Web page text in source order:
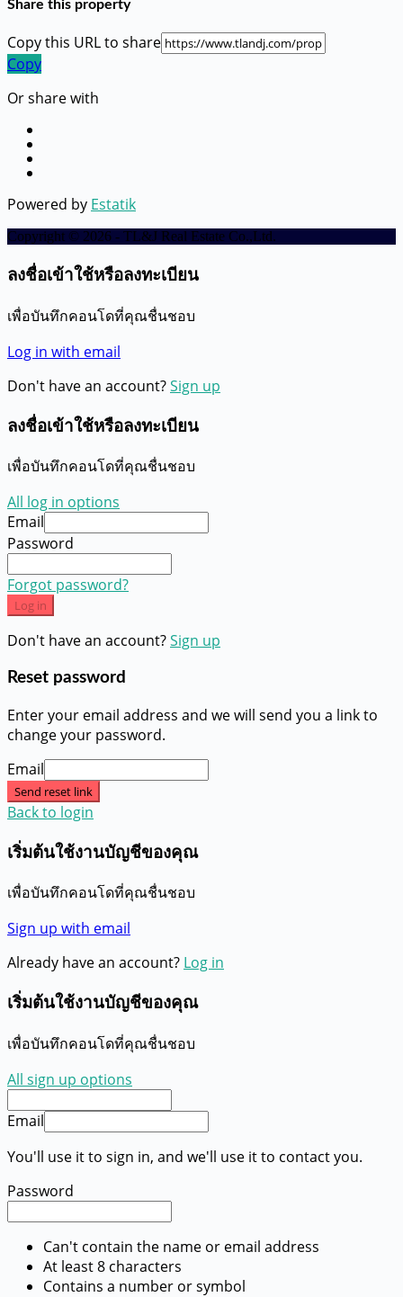
Share this property
Copy this URL to share
Copy
Or share with
Powered by Estatik
Copyright © 2026 - TL&J Real Estate Co.,Ltd.
ลงชื่อเข้าใช้หรือลงทะเบียน
เพื่อบันทึกคอนโดที่คุณชื่นชอบ
Log in with email
Don't have an account?Sign up
ลงชื่อเข้าใช้หรือลงทะเบียน
เพื่อบันทึกคอนโดที่คุณชื่นชอบ
All log in options
Email
Password
Forgot password?
Log in
Don't have an account?Sign up
Reset password
Enter your email address and we will send you a link to
change your password.
Email
Send reset link
Back to login
เริ่มต้นใช้งานบัญชีของคุณ
เพื่อบันทึกคอนโดที่คุณชื่นชอบ
Sign up with email
Already have an account? Log in
เริ่มต้นใช้งานบัญชีของคุณ
เพื่อบันทึกคอนโดที่คุณชื่นชอบ
All sign up options
Email
You'll use it to sign in, and we'll use it to contact you.
Password
Can't contain the name or email address
At least 8 characters
Contains a number or symbol